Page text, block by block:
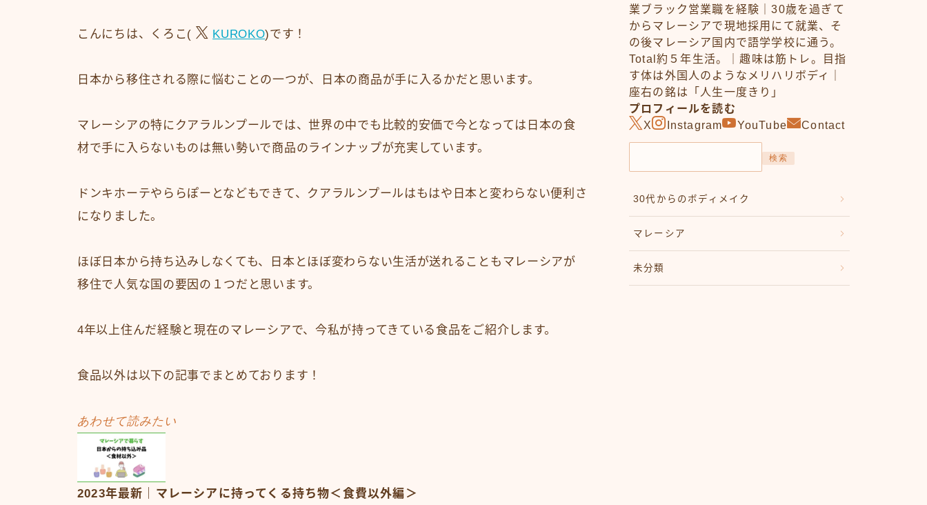
こんにちは、くろこ( KUROKO)です！
日本から移住される際に悩むことの一つが、日本の商品が手に入るかだと思います。
マレーシアの特にクアラルンプールでは、世界の中でも比較的安価で今となっては日本の食
材で手に入らないものは無い勢いで商品のラインナップが充実しています。
ドンキホーテやららぽーとなどもできて、クアラルンプールはもはや日本と変わらない便利さ
になりました。
ほぼ日本から持ち込みしなくても、日本とほぼ変わらない生活が送れることもマレーシアが
移住で人気な国の要因の１つだと思います。
4年以上住んだ経験と現在のマレーシアで、今私が持ってきている食品をご紹介します。
食品以外は以下の記事でまとめております！
あわせて読みたい
2023年最新｜マレーシアに持ってくる持ち物＜食費以外編＞
業ブラック営業職を経験｜30歳を過ぎて
からマレーシアで現地採用にて就業、そ
の後マレーシア国内で語学学校に通う。
Total約５年生活。｜趣味は筋トレ。目指
す体は外国人のようなメリハリボディ｜
座右の銘は「人生一度きり」
プロフィールを読む
X
Instagram YouTube Contact
検索
30代からのボディメイク
マレーシア
未分類